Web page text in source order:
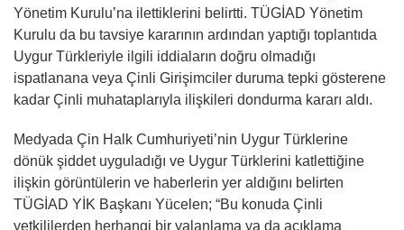
Yönetim Kurulu’na ilettiklerini belirtti. TÜGİAD Yönetim
Kurulu da bu tavsiye kararının ardından yaptığı toplantıda
Uygur Türkleriyle ilgili iddiaların doğru olmadığı
ispatlanana veya Çinli Girişimciler duruma tepki gösterene
kadar Çinli muhataplarıyla ilişkileri dondurma kararı aldı.
Medyada Çin Halk Cumhuriyeti’nin Uygur Türklerine
dönük şiddet uyguladığı ve Uygur Türklerini katlettiğine
ilişkin görüntülerin ve haberlerin yer aldığını belirten
TÜGİAD YİK Başkanı Yücelen; “Bu konuda Çinli
yetkililerden herhangi bir yalanlama ya da açıklama